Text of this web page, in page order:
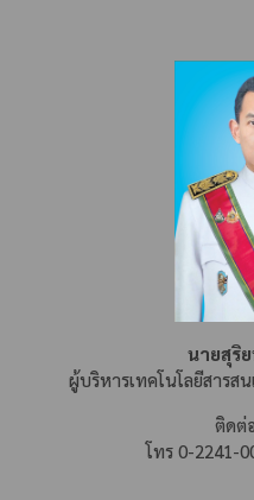
นายสุริ
ผู้บริหารเทคโนโลยีสารส
ติดต่
โทร 0-2241-